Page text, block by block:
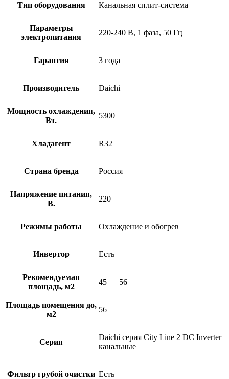
Тип оборудования Канальная сплит-система
Параметры
электропитания
220-240 В, 1 фаза, 50 Гц
Гарантия 3 года
Производитель Daichi
Мощность охлаждения,
Вт.
5300
Хладагент R32
Страна бренда Россия
Напряжение питания,
В.
220
Режимы работы Охлаждение и обогрев
Инвертор Есть
Рекомендуемая
площадь, м2
45 — 56
Площадь помещения до,
м2
56
Серия
Daichi серия City Line 2 DC Inverter
канальные
Фильтр грубой очистки Есть